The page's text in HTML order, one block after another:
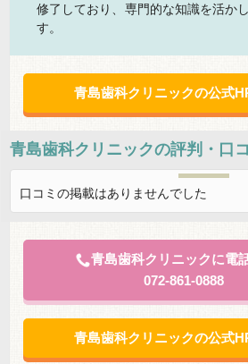
修了しており、専門的な知識を活か
す。
青島歯科クリニックの公式
青島歯科クリニックの評判・口
口コミの掲載はありませんでした
青島歯科クリニックに電
072-861-0888
青島歯科クリニックの公式